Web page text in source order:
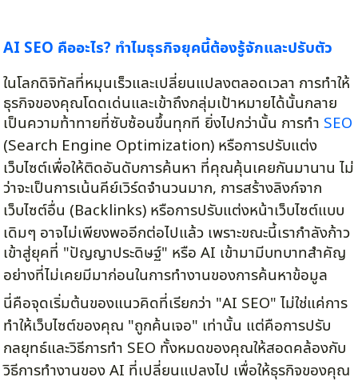
AI SEO คืออะไร? ทำไมธุรกิจยุคนี้ต้องรู้จักและปรับตัว
ในโลกดิจิทัลที่หมุนเร็วและเปลี่ยนแปลงตลอดเวลา การทำให้
ธุรกิจของคุณโดดเด่นและเข้าถึงกลุ่มเป้าหมายได้นั้นกลาย
เป็นความท้าทายที่ซับซ้อนขึ้นทุกที ยิ่งไปกว่านั้น การทำ SEO
(Search Engine Optimization) หรือการปรับแต่ง
เว็บไซต์เพื่อให้ติดอันดับการค้นหา ที่คุณคุ้นเคยกันมานาน ไม่
ว่าจะเป็นการเน้นคีย์เวิร์ดจำนวนมาก, การสร้างลิงก์จาก
เว็บไซต์อื่น (Backlinks) หรือการปรับแต่งหน้าเว็บไซต์แบบ
เดิมๆ อาจไม่เพียงพออีกต่อไปแล้ว เพราะขณะนี้เรากำลังก้าว
เข้าสู่ยุคที่ "ปัญญาประดิษฐ์" หรือ AI เข้ามามีบทบาทสำคัญ
อย่างที่ไม่เคยมีมาก่อนในการทำงานของการค้นหาข้อมูล
นี่คือจุดเริ่มต้นของแนวคิดที่เรียกว่า "AI SEO" ไม่ใช่แค่การ
ทำให้เว็บไซต์ของคุณ "ถูกค้นเจอ" เท่านั้น แต่คือการปรับ
กลยุทธ์และวิธีการทำ SEO ทั้งหมดของคุณให้สอดคล้องกับ
วิธีการทำงานของ AI ที่เปลี่ยนแปลงไป เพื่อให้ธุรกิจของคุณ